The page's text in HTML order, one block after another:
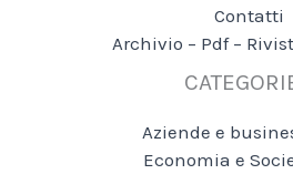
Contatti
Archivio – Pdf –
Aziende e
Economia e